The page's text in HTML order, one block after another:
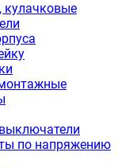
кулачковые
по напряжению